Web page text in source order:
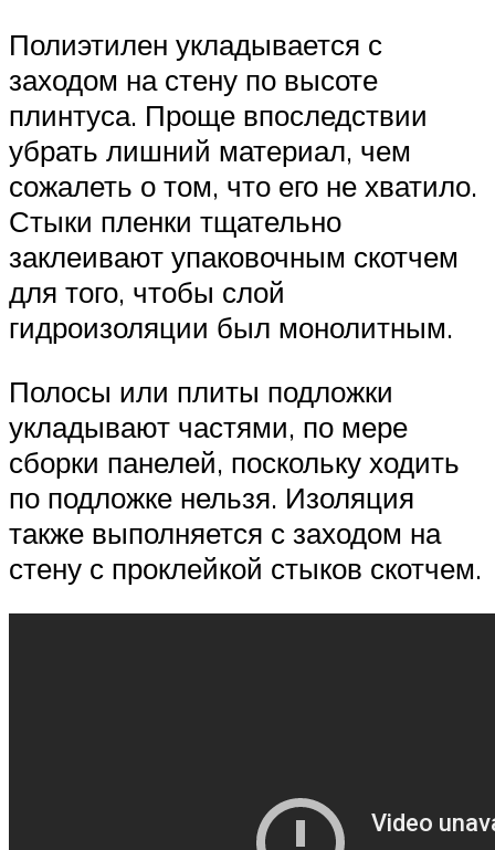
Полиэтилен укладывается с
заходом на стену по высоте
плинтуса. Проще впоследствии
убрать лишний материал, чем
сожалеть о том, что его не хватило.
Стыки пленки тщательно
заклеивают упаковочным скотчем
для того, чтобы слой
гидроизоляции был монолитным.
Полосы или плиты подложки
укладывают частями, по мере
сборки панелей, поскольку ходить
по подложке нельзя. Изоляция
также выполняется с заходом на
стену с проклейкой стыков скотчем.